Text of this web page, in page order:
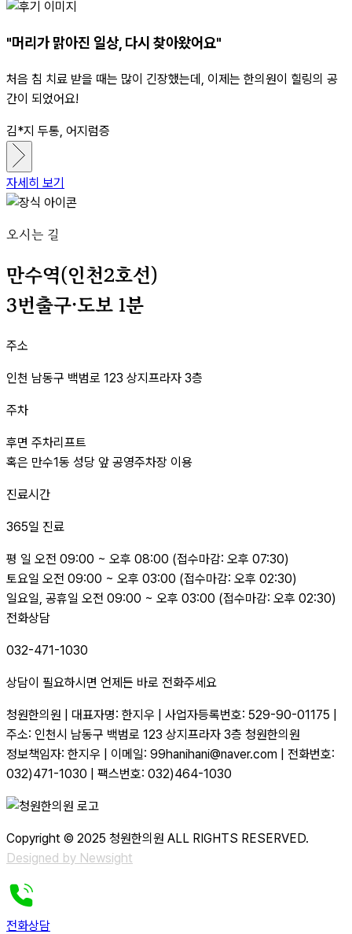
"머리가 맑아진 일상, 다시 찾아왔어요"
처음 침 치료 받을 때는 많이 긴장했는데, 이제는 한의원이 힐링의 공
간이 되었어요!
김*지 두통, 어지럼증
자세히 보기
오시는 길
만수역(인천2호선)
3번출구·도보 1분
주소
인천 남동구 백범로 123 상지프라자 3층
주차
후면 주차리프트
혹은 만수1동 성당 앞 공영주차장 이용
진료시간
365일 진료
평 일 오전 09:00 ~ 오후 08:00 (접수마감: 오후 07:30)
토요일 오전 09:00 ~ 오후 03:00 (접수마감: 오후 02:30)
일요일, 공휴일 오전 09:00 ~ 오후 03:00 (접수마감: 오후 02:30)
전화상담
032-471-1030
상담이 필요하시면 언제든 바로 전화주세요
청원한의원 | 대표자명: 한지우 | 사업자등록번호: 529-90-01175 |
주소: 인천시 남동구 백범로 123 상지프라자 3층 청원한의원
정보책임자: 한지우 | 이메일: 99hanihani@naver.com | 전화번호:
032)471-1030 | 팩스번호: 032)464-1030
Copyright © 2025 청원한의원 ALL RIGHTS RESERVED.
Designed by Newsight
전화상담